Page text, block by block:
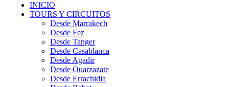
INICIO
TOURS Y CIRCUITOS
Desde Marrakech
Desde Fez
Desde Tanger
Desde Casablanca
Desde Agadir
Desde Ouarzazate
Desde Errachidia